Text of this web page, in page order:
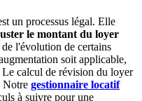
un processus légal. Elle
le montant du loyer
l'évolution de certains
soit applicable,
Le calcul de révision du loyer
Notre gestionnaire locatif
à suivre pour une